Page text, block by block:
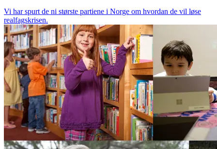
Vi har spurt de ni største partiene i Norge om hvordan de vil løse
realfagskrisen.